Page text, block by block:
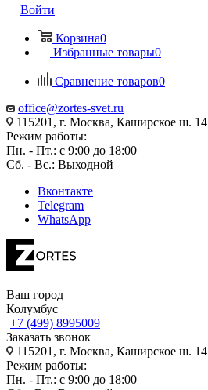
Войти
Корзина0
Избранные товары0
Сравнение товаров0
office@zortes-svet.ru
115201, г. Москва, Каширское ш. 14
Режим работы:
Пн. - Пт.: с 9:00 до 18:00
Сб. - Вс.: Выходной
Вконтакте
Telegram
WhatsApp
Ваш город
Колумбус
+7 (499) 8995009
Заказать звонок
115201, г. Москва, Каширское ш. 14
Режим работы:
Пн. - Пт.: с 9:00 до 18:00